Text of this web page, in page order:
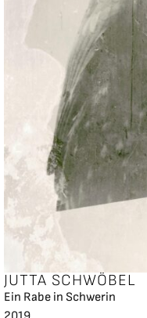
JUTTA SCHWÖBEL
Ein Rabe in Schwerin